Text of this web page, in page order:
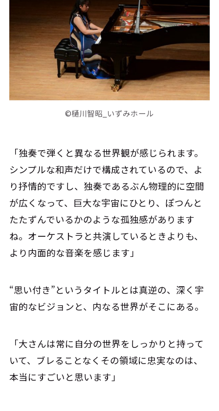
©樋川智昭_いずみホール
「独奏で弾くと異なる世界観が感じられます。
シンプルな和声だけで構成されているので、よ
り抒情的ですし、独奏であるぶん物理的に空間
が広くなって、巨大な宇宙にひとり、ぽつんと
たたずんでいるかのような孤独感があります
ね。オーケストラと共演しているときよりも、
より内面的な音楽を感じます」
“思い付き”というタイトルとは真逆の、深く宇
宙的なビジョンと、内なる世界がそこにある。
「大さんは常に自分の世界をしっかりと持って
いて、ブレることなくその領域に忠実なのは、
本当にすごいと思います」